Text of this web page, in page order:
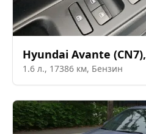
Hyundai Avante (CN7),
1.6 л., 17386 км, Бензин